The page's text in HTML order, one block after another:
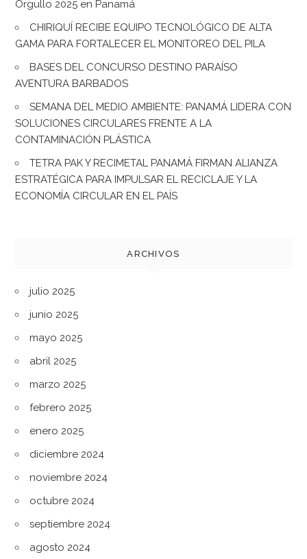
Orgullo 2025 en Panamá
CHIRIQUÍ RECIBE EQUIPO TECNOLÓGICO DE ALTA
GAMA PARA FORTALECER EL MONITOREO DEL PILA
BASES DEL CONCURSO DESTINO PARAÍSO
AVENTURA BARBADOS
SEMANA DEL MEDIO AMBIENTE: PANAMÁ LIDERA CON
SOLUCIONES CIRCULARES FRENTE A LA
CONTAMINACIÓN PLÁSTICA
TETRA PAK Y RECIMETAL PANAMÁ FIRMAN ALIANZA
ESTRATÉGICA PARA IMPULSAR EL RECICLAJE Y LA
ECONOMÍA CIRCULAR EN EL PAÍS
ARCHIVOS
julio 2025
junio 2025
mayo 2025
abril 2025
marzo 2025
febrero 2025
enero 2025
diciembre 2024
noviembre 2024
octubre 2024
septiembre 2024
agosto 2024